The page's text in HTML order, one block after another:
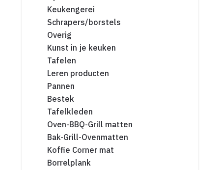
Keukengerei
Schrapers/borstels
Overig
Kunst in je keuken
Tafelen
Leren producten
Pannen
Bestek
Tafelkleden
Oven-BBQ-Grill matten
Bak-Grill-Ovenmatten
Koffie Corner mat
Borrelplank